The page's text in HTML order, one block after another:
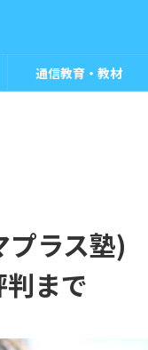
通信教育・教材
プラス塾)
まで